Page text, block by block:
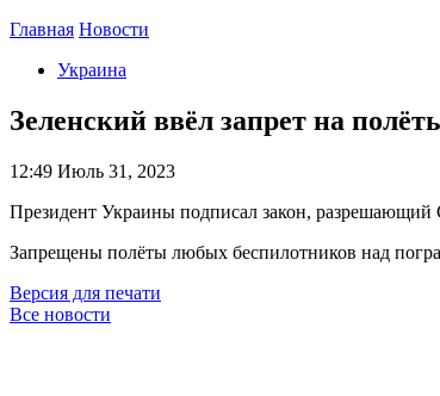
Главная Новости
Украина
Зеленский ввёл запрет на
12:49 Июль 31, 2023
Президент Украины подписал закон, разрешающий
Запрещены полёты любых беспилотников над
Версия для печати
Все новости